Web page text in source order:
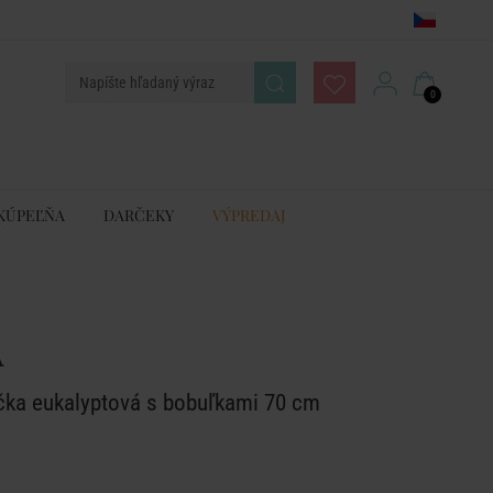
0
DARČEKY VÝPREDAJ
eukalyptová s bobuľkami 70 cm